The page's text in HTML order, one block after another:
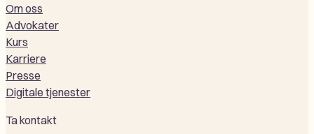
Ta kontakt
Om oss
Advokater
Kurs
Karriere
Presse
Digitale tjenester